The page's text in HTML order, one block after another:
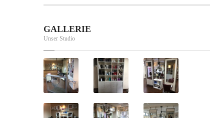
GALLERIE
Unser Studio